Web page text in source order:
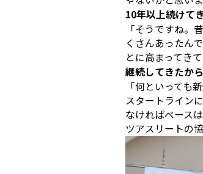
――10年以上続け
「そうですね。
くさんあったん
とに高まってき
――継続してきた
「何といっても
スタートライン
なければペース
ツアスリートの